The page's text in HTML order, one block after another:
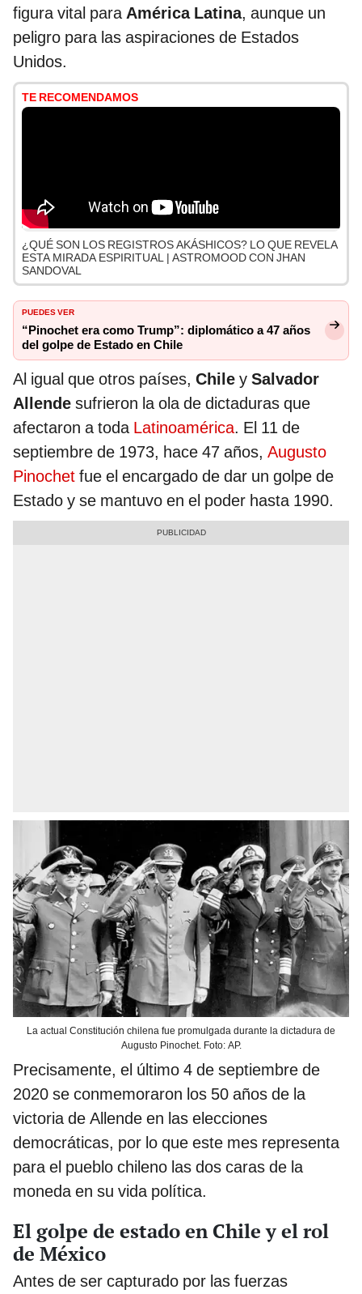
figura vital paraAmérica Latina, aunque un
peligro para las aspiraciones de Estados
Unidos.
TE RECOMENDAMOS
¿QUÉ SON LOS REGISTROS AKÁSHICOS? LO QUE REVELA
ESTA MIRADA ESPIRITUAL | ASTROMOOD CON JHAN
SANDOVAL
PUEDES VER
“Pinochet era como Trump”: diplomático a 47 años
del golpe de Estado en Chile
Al igual que otros países, Chile y Salvador
Allende sufrieron la ola de dictaduras que
afectaron a toda Latinoamérica. El 11 de
septiembre de 1973, hace 47 años, Augusto
Pinochet fue el encargado de dar un golpe de
Estado y se mantuvo en el poder hasta 1990.
La actual Constitución chilena fue promulgada durante la dictadura de
Augusto Pinochet. Foto: AP.
Precisamente, el último 4 de septiembre de
2020 se conmemoraron los 50 años de la
victoria de Allende en las elecciones
democráticas, por lo que este mes representa
para el pueblo chileno las dos caras de la
moneda en su vida política.
El golpe de estado en Chile y el rol
de México
Antes de ser capturado por las fuerzas